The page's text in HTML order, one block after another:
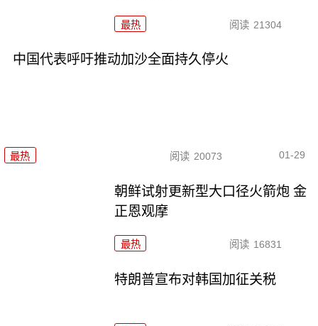
最热 阅读 21304
中国代表呼吁推动加沙全面持久停火
最热 阅读 20073 01-29
朝鲜试射更新型大口径火箭炮 金
正恩观摩
最热 阅读 16831
特朗普宣布对韩国加征关税